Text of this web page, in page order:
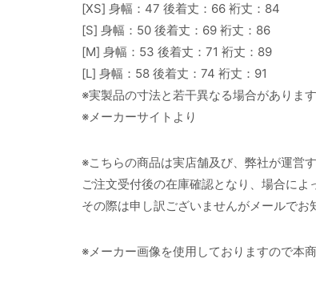
[XS] 身幅：47 後着丈：66 裄丈：84
[S] 身幅：50 後着丈：69 裄丈：86
[M] 身幅：53 後着丈：71 裄丈：89
[L] 身幅：58 後着丈：74 裄丈：91
※実製品の寸法と若干異なる場合があります
※メーカーサイトより
※こちらの商品は実店舗及び、弊社が運営
ご注文受付後の在庫確認となり、場合によ
その際は申し訳ございませんがメールでお
※メーカー画像を使用しておりますので本